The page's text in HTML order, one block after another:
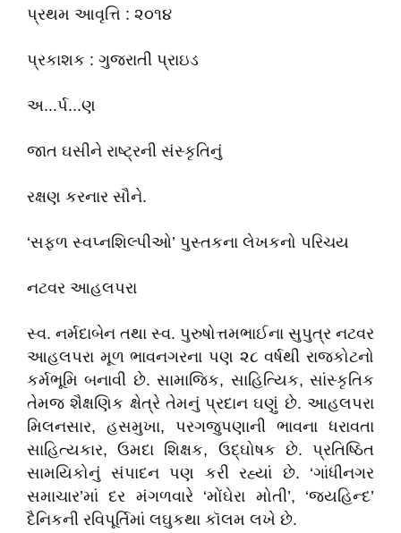
પ્રથમ આવૃત્તિ : ૨૦૧૪
પ્રકાશક : ગુજરાતી પ્રાઇડ
અ...ર્પ...ણ
જાત ઘસીને રાષ્ટ્રની સંસ્કૃતિનું
રક્ષણ કરનાર સૌને.
‘સફળ સ્વપ્નશિલ્પીઓ’ પુસ્તકના લેખકનો પરિચય
નટવર આહલપરા
સ્વ. નર્મદાબેન તથા સ્વ. પુરુષોત્તમભાઈના સુપુત્ર નટવર
આહલપરા મૂળ ભાવનગરના પણ ૨૮ વર્ષથી રાજકોટનો
કર્મભૂમિ બનાવી છે. સામાજિક, સાહિત્યિક, સાંસ્કૃતિક
તેમજ શૈક્ષણિક ક્ષેત્રે તેમનું પ્રદાન ઘણું છે. આહલપરા
મિલનસાર, હસમુખા, પરગજુપણાની ભાવના ધરાવતા
સાહિત્યકાર, ઉમદા શિક્ષક, ઉદ્‌ઘોષક છે. પ્રતિષ્ઠિત
સામયિકોનું સંપાદન પણ કરી રહ્યાં છે. ‘ગાંધીનગર
સમાચાર’માં દર મંગળવારે ‘મોંઘેરા મોતી’, ‘જયહિન્દ’
દૈનિકની રવિપૂર્તિમાં લઘુકથા કૉલમ લખે છે.